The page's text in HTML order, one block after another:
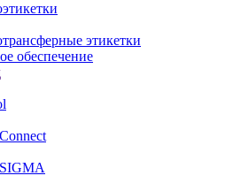
этикетки
обеспечение